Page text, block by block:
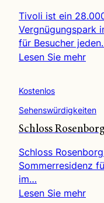
Tivoli ist ein
Vergnügungspark
für Besucher
Lesen Sie mehr
Kostenlos
Sehenswürdigkeiten
Schloss Rosenborg
Schloss
Sommerresidenz
im…
Lesen Sie mehr